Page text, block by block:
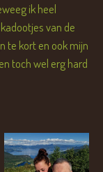
ik heel
van de
te kort en ook mijn
toch wel erg hard